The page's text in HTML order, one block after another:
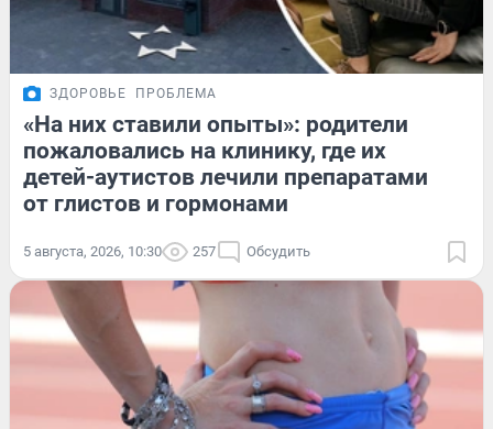
ЗДОРОВЬЕ ПРОБЛЕМА
«На них ставили опыты»: родители
пожаловались на клинику, где их
детей-аутистов лечили препаратами
от глистов и гормонами
5 августа, 2026, 10:30 257 Обсудить